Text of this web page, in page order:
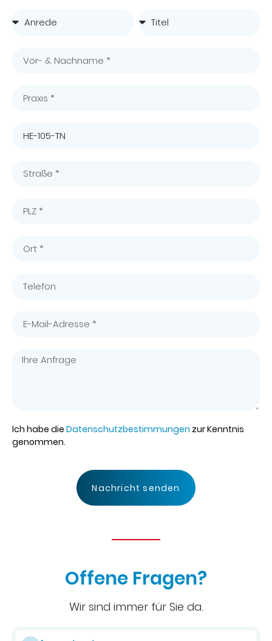
Ich habe die Datenschutzbestimmungen zur Kenntnis
genommen.
Nachricht senden
Offene Fragen?
Wir sind immer für Sie da.